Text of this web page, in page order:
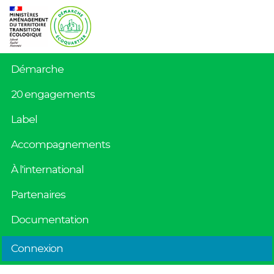
Démarche
20 engagements
Label
Accompagnements
À l'international
Partenaires
Documentation
Connexion